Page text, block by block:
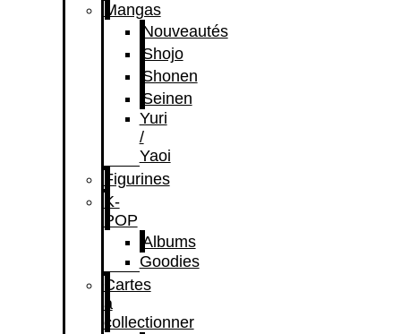
Mangas
Nouveautés
Shojo
Shonen
Seinen
Yuri
/
Yaoi
Figurines
K-
POP
Albums
Goodies
Cartes
à
collectionner